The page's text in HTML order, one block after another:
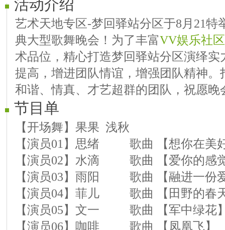
活动介绍
艺术天地专区-梦回驿站分区于8月21特
典大型歌舞晚会！为了丰富VV娱乐社区
术品位，精心打造梦回驿站分区演绎
提高，增进团队情谊，增强团队精神
和谐、情真、才艺超群的团队，祝愿晚
节目单
【开场舞】果果 浅秋
【演员01】思绪 歌曲 【想你在美
【演员02】水滴 歌曲 【爱你的感
【演员03】雨阳 歌曲 【融进一份
【演员04】菲儿 歌曲 【田野的春
【演员05】文一 歌曲 【军中绿花
【演员06】咖啡 歌曲 【凤凰飞】